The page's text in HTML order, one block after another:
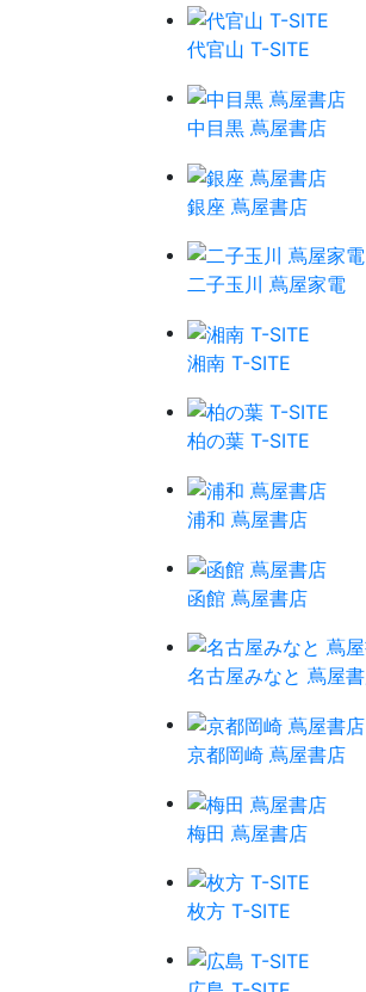
代官山 T-SITE
中目黒 蔦屋書店
銀座 蔦屋書店
二子玉川 蔦屋家電
湘南 T-SITE
柏の葉 T-SITE
浦和 蔦屋書店
函館 蔦屋書店
名古屋みなと 蔦屋
京都岡崎 蔦屋書店
梅田 蔦屋書店
枚方 T-SITE